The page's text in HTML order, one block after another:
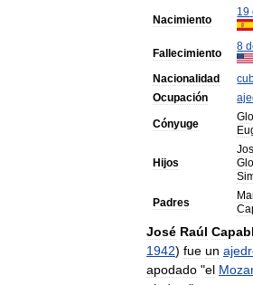
Nacimiento
19
Fallecimiento
8
Nacionalidad
Ocupación
Cónyuge
Hijos
Padres
José Raúl
1942) fue un
apodado "el